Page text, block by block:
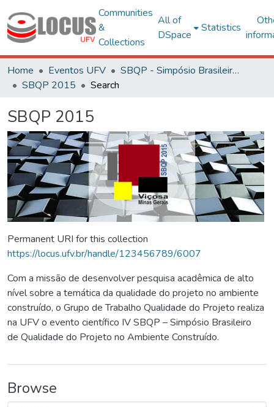
Communities
&
Collections
All of
DSpace
Statistics
Home Eventos UFV
SBQP - Simpósio Brasileiro de Qualidade do Projeto no Ambiente Construído
SBQP 2015
Search
SBQP 2015
Permanent URI for this collection
https://locus.ufv.br/handle/123456789/6007
Com a missão de desenvolver pesquisa acadêmica de alto
nível sobre a temática da qualidade do projeto no ambiente
construído, o Grupo de Trabalho Qualidade do Projeto realiza
na UFV o evento científico IV SBQP – Simpósio Brasileiro
de Qualidade do Projeto no Ambiente Construído.
Browse